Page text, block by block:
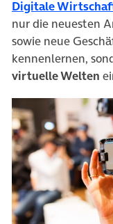
Digitale
nur die neuesten
sowie neue
kennenlernen,
virtuelle Welten